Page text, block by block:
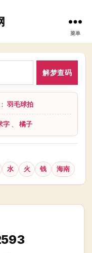
菜单
解梦查码
羽毛球拍
字 橘子
水 火 钱 海南